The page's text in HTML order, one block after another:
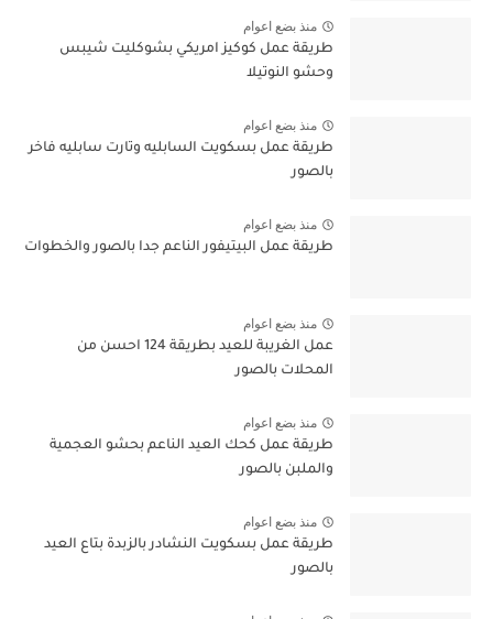
منذ بضع اعوام
طريقة عمل كوكيز امريكي بشوكليت شيبس
وحشو النوتيلا
منذ بضع اعوام
طريقة عمل بسكويت السابليه وتارت سابليه فاخر
بالصور
منذ بضع اعوام
طريقة عمل البيتيفور الناعم جدا بالصور والخطوات
منذ بضع اعوام
عمل الغريبة للعيد بطريقة 124 احسن من
المحلات بالصور
منذ بضع اعوام
طريقة عمل كحك العيد الناعم بحشو العجمية
والملبن بالصور
منذ بضع اعوام
طريقة عمل بسكويت النشادر بالزبدة بتاع العيد
بالصور